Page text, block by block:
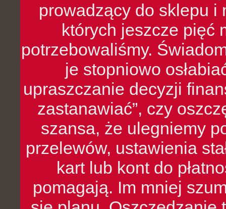
prowadzący do sklepu i
których jeszcze pięć
potrzebowaliśmy.
je stopniowo
upraszczanie decyzji
zastanawiać”, czy
szansa, że ulegniemy
przelewów, ustawienia
kart lub kont do
pomagają. Im mniej